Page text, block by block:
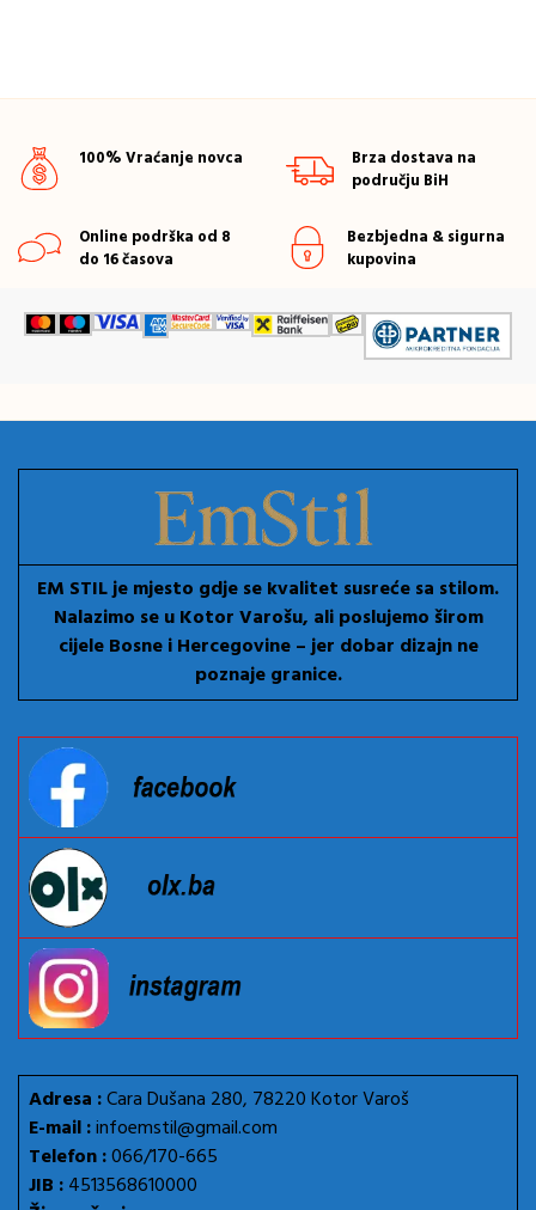
100% Vraćanje novca
Brza dostava na
području BiH
Online podrška od 8
do 16 časova
Bezbjedna & sigurna
kupovina
EM STIL je mjesto gdje se kvalitet susreće sa stilom.
Nalazimo se u Kotor Varošu, ali poslujemo širom
cijele Bosne i Hercegovine – jer dobar dizajn ne
poznaje granice.
Adresa :Cara Dušana 280, 78220 Kotor Varoš
E-mail :infoemstil@gmail.com
Telefon :066/170-665
JIB :4513568610000